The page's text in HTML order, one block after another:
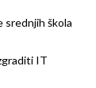
srednjih škola
IT